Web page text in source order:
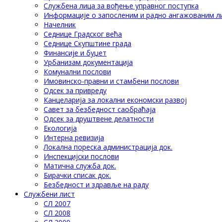
Службена лица за вођење управног поступка
Информације о запосленим и радно ангажованим
Начелник
Седнице Градског већа
Седнице Скупштине града
Финансије и буџет
Урбанизам документација
Комунални послови
Имовинско-правни и стамбени послови
Одсек за привреду
Канцеларија за локални економски развој
Савет за безбедност саобраћаја
Одсек за друштвене делатности
Eкологија
Интерна ревизија
Локална пореска администрација док.
Инспекцијски послови
Матична служба док.
Бирачки списак док.
Безбедност и здравље на раду
Службени лист
СЛ 2007
СЛ 2008